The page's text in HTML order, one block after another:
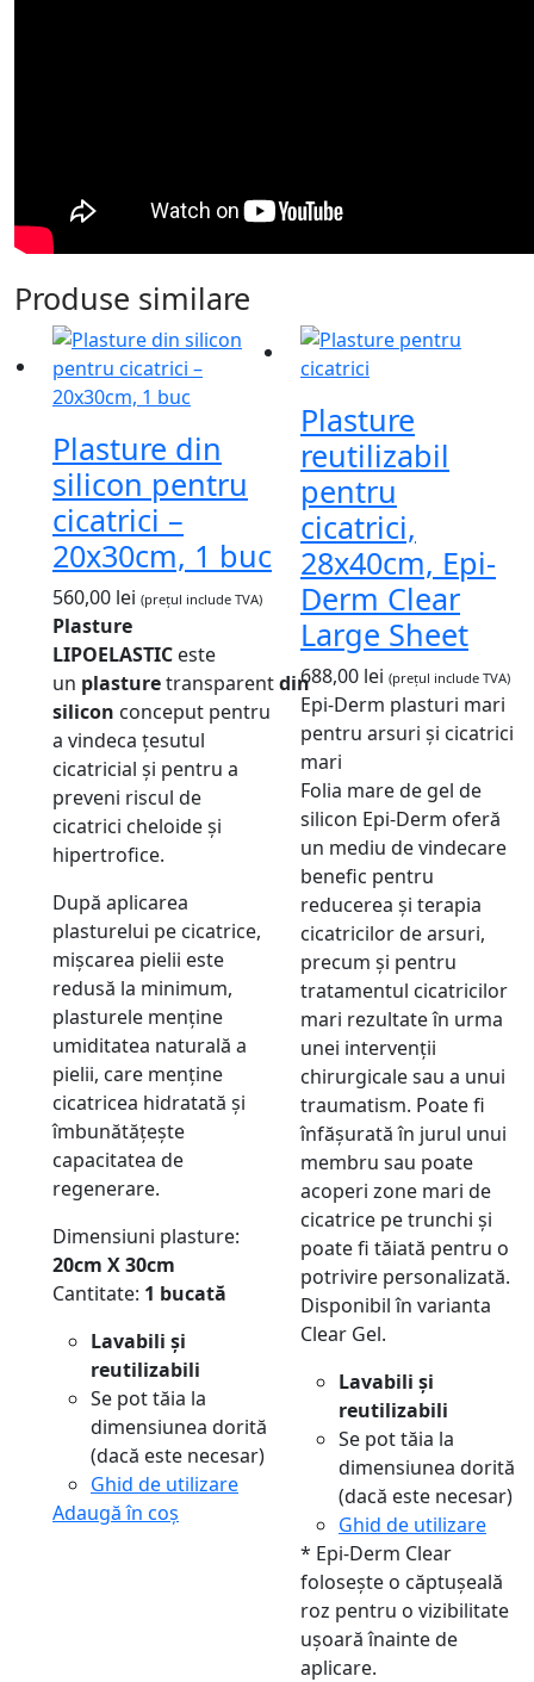
Produse similare
Plasture din
silicon pentru
cicatrici –
20x30cm, 1 buc
560,00 lei (prețul include TVA)
Plasture
LIPOELASTIC este
un plasturetransparentdin
silicon conceput pentru
a vindeca țesutul
cicatricial și pentru a
preveni riscul de
cicatrici cheloide și
hipertrofice.
După aplicarea
plasturelui pe cicatrice,
mișcarea pielii este
redusă la minimum,
plasturele menține
umiditatea naturală a
pielii, care menține
cicatricea hidratată și
îmbunătățește
capacitatea de
regenerare.
Dimensiuni plasture:
20cm X 30cm
Cantitate: 1 bucată
Lavabili și
reutilizabili
Se pot tăia la
dimensiunea dorită
(dacă este necesar)
Ghid de utilizare
Adaugă în coș
Plasture
reutilizabil
pentru
cicatrici,
28x40cm, Epi-
Derm Clear
Large Sheet
688,00 lei (prețul include TVA)
Epi-Derm plasturi mari
pentru arsuri și cicatrici
mari
Folia mare de gel de
silicon Epi-Derm oferă
un mediu de vindecare
benefic pentru
reducerea și terapia
cicatricilor de arsuri,
precum și pentru
tratamentul cicatricilor
mari rezultate în urma
unei intervenții
chirurgicale sau a unui
traumatism. Poate fi
înfășurată în jurul unui
membru sau poate
acoperi zone mari de
cicatrice pe trunchi și
poate fi tăiată pentru o
potrivire personalizată.
Disponibil în varianta
Clear Gel.
Lavabili și
reutilizabili
Se pot tăia la
dimensiunea dorită
(dacă este necesar)
Ghid de utilizare
* Epi-Derm Clear
folosește o căptușeală
roz pentru o vizibilitate
ușoară înainte de
aplicare.